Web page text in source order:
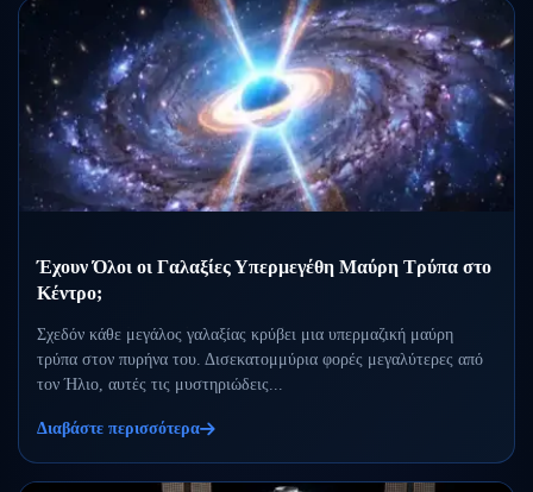
Έχουν Όλοι οι Γαλαξίες Υπερμεγέθη Μαύρη Τρύπα στο
Κέντρο;
Σχεδόν κάθε μεγάλος γαλαξίας κρύβει μια υπερμαζική μαύρη
τρύπα στον πυρήνα του. Δισεκατομμύρια φορές μεγαλύτερες από
τον Ήλιο, αυτές τις μυστηριώδεις...
Διαβάστε περισσότερα